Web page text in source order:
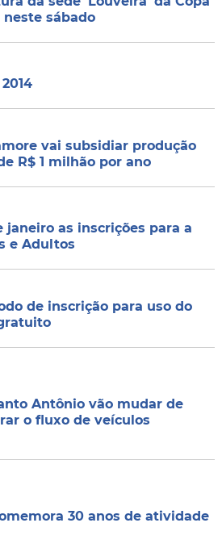
neste sábado
vai subsidiar produção
R$ 1 milhão por ano
janeiro as inscrições para a
e Adultos
de inscrição para uso do
Antônio vão mudar de
o fluxo de veículos
30 anos de atividade